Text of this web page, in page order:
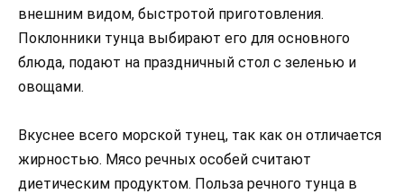
внешним видом, быстротой приготовления.
Поклонники тунца выбирают его для основного
блюда, подают на праздничный стол с зеленью и
овощами.
Вкуснее всего морской тунец, так как он отличается
жирностью. Мясо речных особей считают
диетическим продуктом. Польза речного тунца в